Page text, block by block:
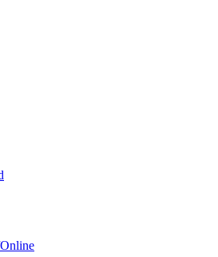
Online